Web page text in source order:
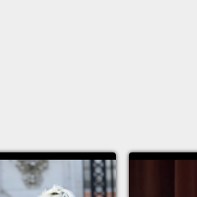
喔，很棒啊。